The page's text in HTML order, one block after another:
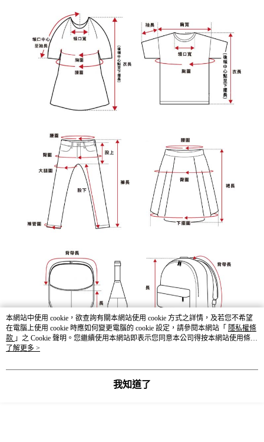
本網站中使用 cookie，欲查詢有關本網站使用 cookie 方式之詳情，及若您不希望
在電腦上使用 cookie 時應如何變更電腦的 cookie 設定，請參閱本網站「 隱私權條
款 」之 Cookie 聲明。您繼續使用本網站即表示您同意本公司得按本網站使用條款
之 Cookie 聲明使用 cookie。
了解更多 >
我知道了